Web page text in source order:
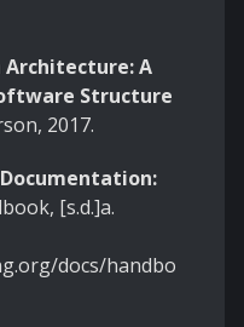
Architecture: A
Structure
2017.
[s.d.]a.
docs/handbook/2/